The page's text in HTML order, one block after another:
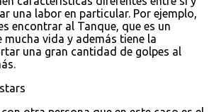
una labor en particular. Por ejemplo,
encontrar al Tanque, que es un
mucha vida y además tiene la
una gran cantidad de golpes al